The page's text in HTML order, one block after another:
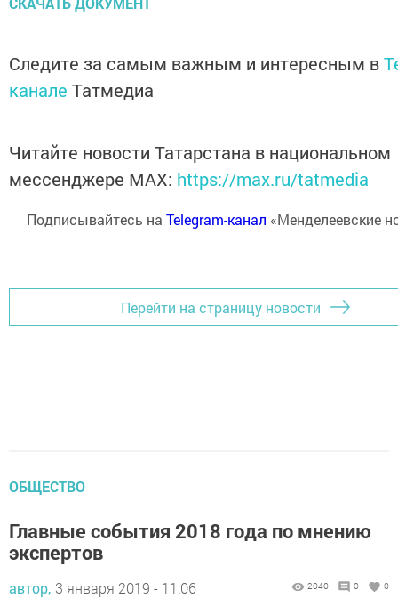
Следите за самым важным и интересным в
канале Татмедиа
Читайте новости Татарстана в национальном
мессенджере MАХ: https://max.ru/tatmedia
Подписывайтесь на Telegram-канал «Менделеевские
Перейти на страницу новости
ОБЩЕСТВО
Главные события 2018 года по мнению
экспертов
автор, 3 января 2019 - 11:06 2040 0 0